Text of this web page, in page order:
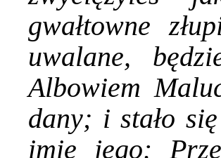
gwałtowne
uwalane,
Albowiem
dany; i stało
imię jego: